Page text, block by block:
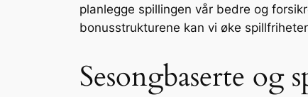
planlegge spillingen vår bedre og
bonusstrukturene kan vi øke
Sesongbaserte og